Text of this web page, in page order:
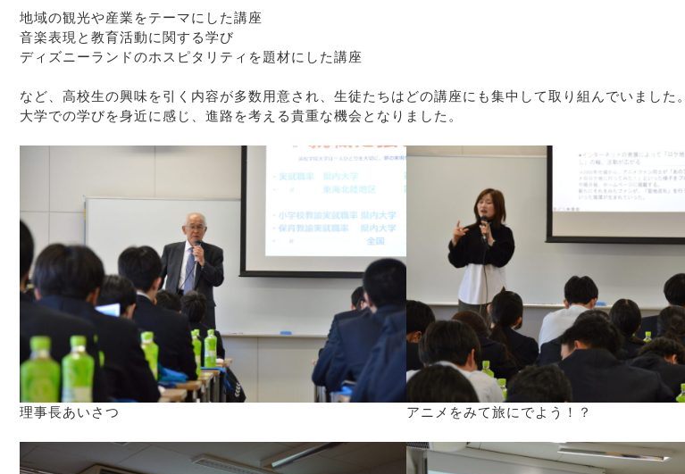
地域の観光や産業をテーマにした講座
音楽表現と教育活動に関する学び
ディズニーランドのホスピタリティを題材にした講座
など、高校生の興味を引く内容が多数用意され、生徒たちはどの講座にも集中して取り組んでいました。
大学での学びを身近に感じ、進路を考える貴重な機会となりました。
理事長あいさつ アニメをみて旅にでよう！？